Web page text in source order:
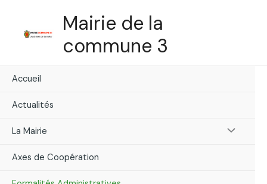
content
Mairie de la
commune 3
Accueil
Actualités
La Mairie Menu
Axes de Coopération